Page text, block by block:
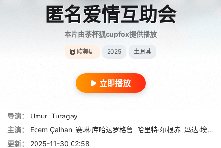
匿名爱情互助会
本片由茶杯狐cupfox提供播放
欧美剧 2025 土耳其
立即播放
导演： Umur Turagay
主演：
Ecem Çalhan 赛琳·库哈达罗格鲁 哈里特·尔根赤 冯达·埃尔伊义特
更新：
2025-11-30 02:58